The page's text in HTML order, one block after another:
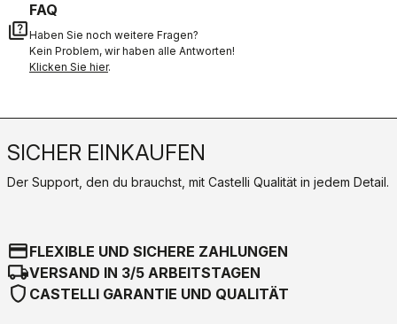
quiz
FAQ
Haben Sie noch weitere Fragen?
Kein Problem, wir haben alle Antworten!
Klicken Sie hier.
SICHER EINKAUFEN
Der Support, den du brauchst, mit Castelli Qualität in jedem Detail.
credit_cardFLEXIBLE UND SICHERE ZAHLUNGEN
local_shippingVERSAND IN 3/5 ARBEITSTAGEN
shield CASTELLI GARANTIE UND QUALITÄT